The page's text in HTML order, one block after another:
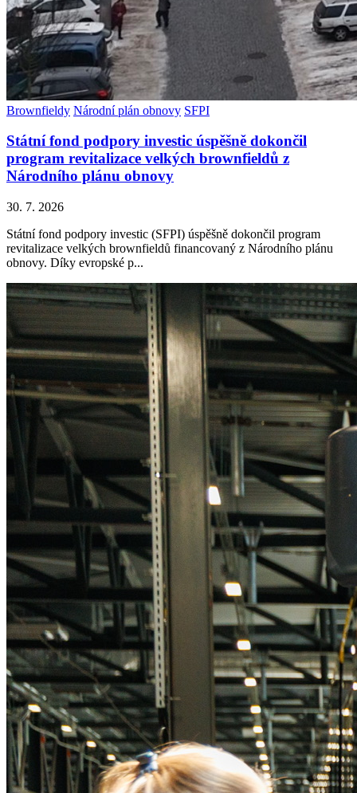
Brownfieldy Národní plán obnovy SFPI
Státní fond podpory investic úspěšně dokončil
program revitalizace velkých brownfieldů z
Národního plánu obnovy
30. 7. 2026
Státní fond podpory investic (SFPI) úspěšně dokončil program
revitalizace velkých brownfieldů financovaný z Národního plánu
obnovy. Díky evropské p...